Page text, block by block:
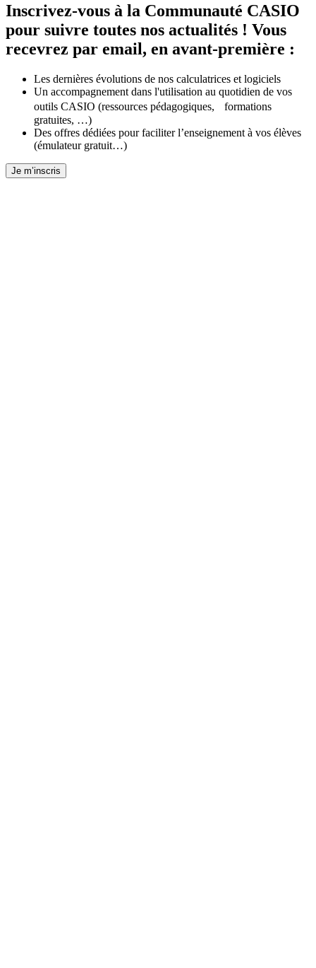
Inscrivez-vous à la Communauté CASIO
pour suivre toutes nos actualités ! Vous
recevrez par email, en avant-première :
Les dernières évolutions de nos calculatrices et logiciels
Un accompagnement dans l'utilisation au quotidien de vos
outils CASIO (ressources pédagogiques, formations
gratuites, …)
Des offres dédiées pour faciliter l’enseignement à vos élèves
(émulateur gratuit…)
Je m’inscris